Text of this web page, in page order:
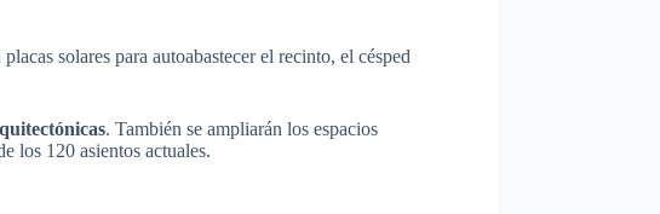
solares para autoabastecer el recinto, el césped
. También se ampliarán los espacios
los 120 asientos actuales.